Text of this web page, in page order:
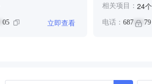
05 立即查看
相关项目： 24个
电话： 687 *** 79